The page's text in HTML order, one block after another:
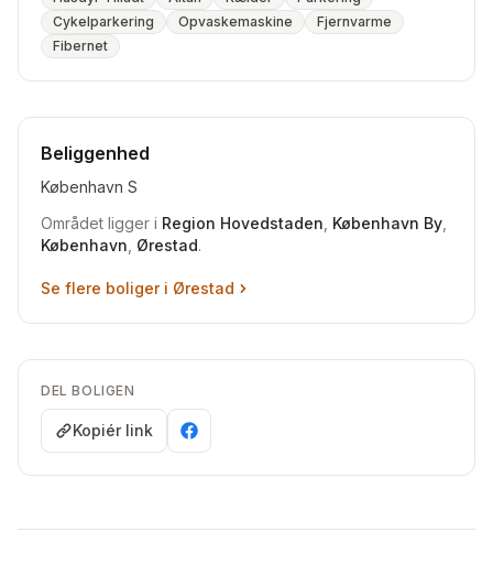
Cykelparkering
Opvaskemaskine
Fjernvarme
Fibernet
Beliggenhed
København S
Området ligger i Region Hovedstaden København By
København Ørestad.
Se flere boliger i Ørestad
DEL BOLIGEN
Kopiér link